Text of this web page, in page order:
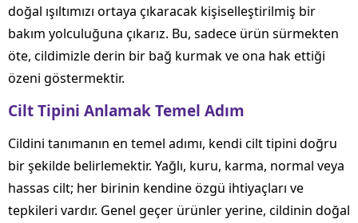
doğal ışıltımızı ortaya çıkaracak kişiselleştirilmiş bir
bakım yolculuğuna çıkarız. Bu, sadece ürün sürmekten
öte, cildimizle derin bir bağ kurmak ve ona hak ettiği
özeni göstermektir.
Cilt Tipini Anlamak Temel Adım
Cildini tanımanın en temel adımı, kendi cilt tipini doğru
bir şekilde belirlemektir. Yağlı, kuru, karma, normal veya
hassas cilt; her birinin kendine özgü ihtiyaçları ve
tepkileri vardır. Genel geçer ürünler yerine, cildinin doğal